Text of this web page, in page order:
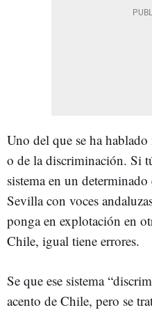
Uno del que se ha
o de la discriminación. Si
sistema en un
Sevilla con voces
ponga en explotación en
Chile, igual tiene errores.
Se que ese sistema
acento de Chile, pero se